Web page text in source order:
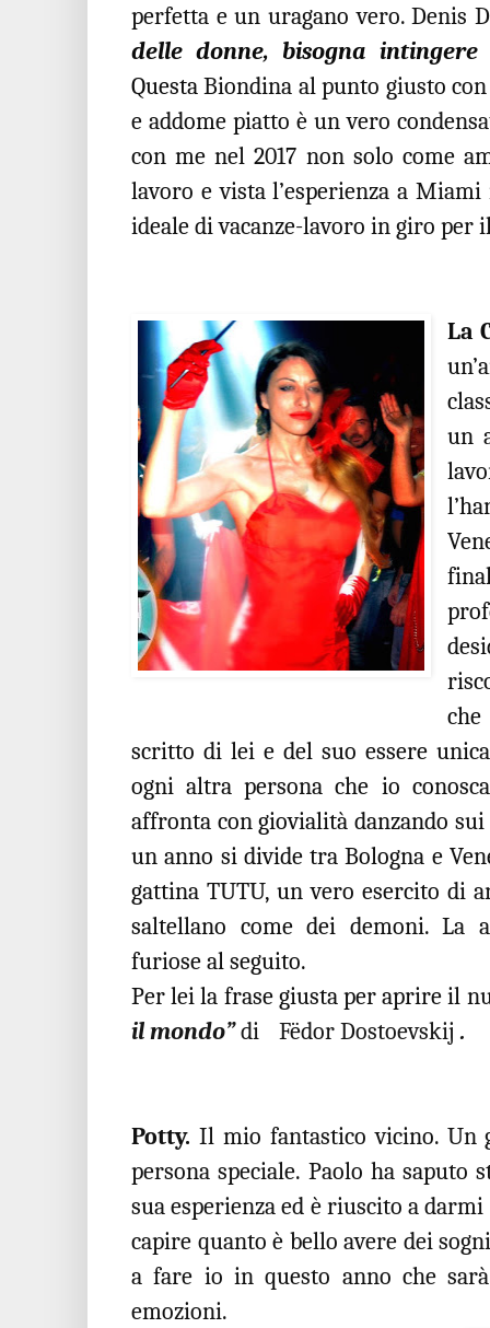
perfetta e un uragano vero. Denis
delle donne, bisogna intingere
QuestaBiondina al punto giusto
e addome piatto è un vero
con me nel 2017 non solo come
lavoro e vista l’esperienza a
ideale di vacanze-lavoro in giro per
La
un
scritto di lei e del suo essere
ogni altra persona che io
affronta con giovialità danzando
un anno si divide tra Bologna e
gattina TUTU, un vero esercito di
saltellano come dei demoni. La
furiose al seguito.
Per lei la frase giusta per aprire il
il mondo”di Fëdor Dostoevskij .
Potty. Il mio fantastico vicino. Un
persona speciale. Paolo ha
sua esperienza ed è riuscito a
capire quanto è bello avere dei
a fare io in questo anno che
emozioni.